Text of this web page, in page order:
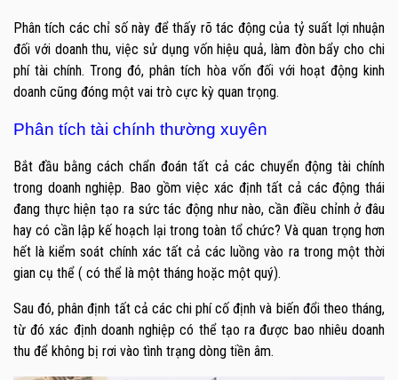
Phân tích các chỉ số này để thấy rõ tác động của tỷ suất lợi nhuận
đối với doanh thu, việc sử dụng vốn hiệu quả, làm đòn bẩy cho chi
phí tài chính. Trong đó, phân tích hòa vốn đối với hoạt động kinh
doanh cũng đóng một vai trò cực kỳ quan trọng.
Phân tích tài chính thường xuyên
Bắt đầu bằng cách chẩn đoán tất cả các chuyển động tài chính
trong doanh nghiệp. Bao gồm việc xác định tất cả các động thái
đang thực hiện tạo ra sức tác động như nào, cần điều chỉnh ở đâu
hay có cần lập kế hoạch lại trong toàn tổ chức? Và quan trọng hơn
hết là kiểm soát chính xác tất cả các luồng vào ra trong một thời
gian cụ thể ( có thể là một tháng hoặc một quý).
Sau đó, phân định tất cả các chi phí cố định và biến đổi theo tháng,
từ đó xác định doanh nghiệp có thể tạo ra được bao nhiêu doanh
thu để không bị rơi vào tình trạng dòng tiền âm.